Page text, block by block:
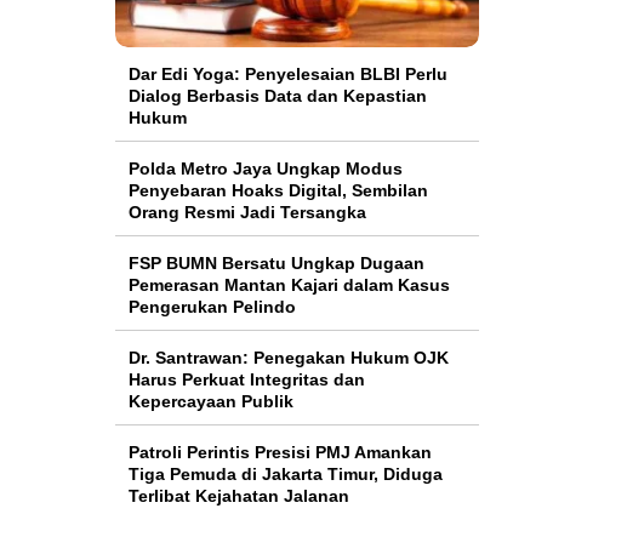
Dar Edi Yoga: Penyelesaian BLBI Perlu
Dialog Berbasis Data dan Kepastian
Hukum
Polda Metro Jaya Ungkap Modus
Penyebaran Hoaks Digital, Sembilan
Orang Resmi Jadi Tersangka
FSP BUMN Bersatu Ungkap Dugaan
Pemerasan Mantan Kajari dalam Kasus
Pengerukan Pelindo
Dr. Santrawan: Penegakan Hukum OJK
Harus Perkuat Integritas dan
Kepercayaan Publik
Patroli Perintis Presisi PMJ Amankan
Tiga Pemuda di Jakarta Timur, Diduga
Terlibat Kejahatan Jalanan